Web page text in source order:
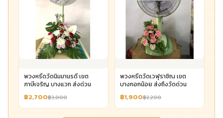
พวงหรีดวัดนิมมานรดี เขต
ภาษีเจริญ บางแวก ส่งด่วน
฿2,700฿3,000
พวงหรีดวัดเวฬุราชิณ เขต
บางกอกน้อย ส่งถึงวัดด่วน
฿1,900฿2,200